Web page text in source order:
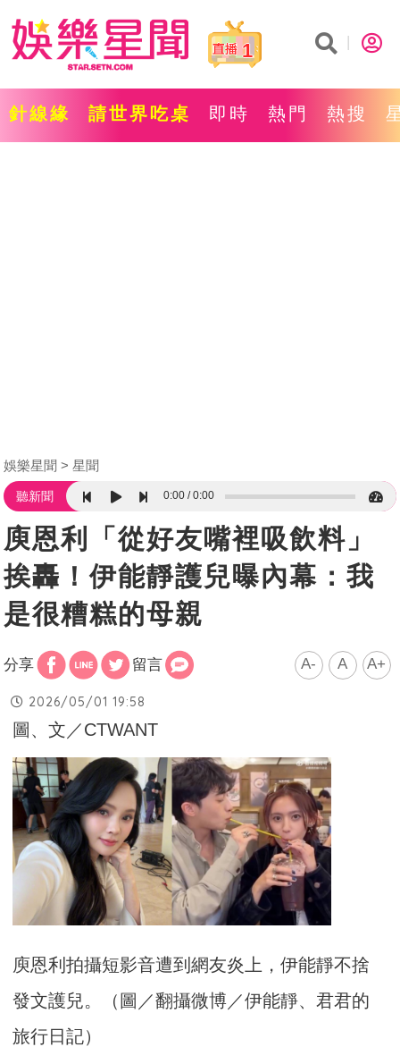
1
針線緣 請世界吃桌 即時 熱門 熱搜
娛樂星聞 星聞
聽新聞 0:00 0:00
庾恩利「從好友嘴裡吸飲料」
挨轟！伊能靜護兒曝內幕：我
是很糟糕的母親
分享 留言 A- A A+
2026/05/01 19:58
圖、文／CTWANT
庾恩利拍攝短影音遭到網友炎上，伊能靜不捨
發文護兒。（圖／翻攝微博／伊能靜、君君的
旅行日記）